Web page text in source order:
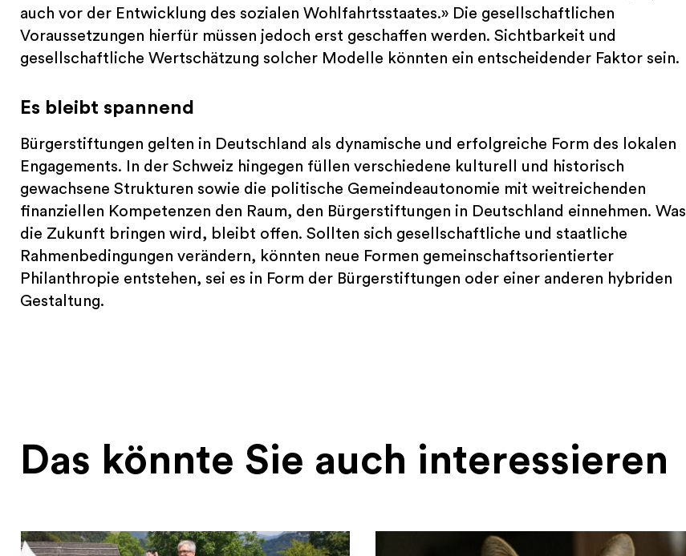
auch vor der Entwicklung des sozialen Wohlfahrtsstaates.» Die gesellschaftlichen
Voraussetzungen hierfür müssen jedoch erst geschaffen werden. Sichtbarkeit und
gesellschaftliche Wertschätzung solcher Modelle könnten ein entscheidender Faktor sein.
Es bleibt spannend
Bürgerstiftungen gelten in Deutschland als dynamische und erfolgreiche Form des lokalen
Engagements. In der Schweiz hingegen füllen verschiedene kulturell und historisch
gewachsene Strukturen sowie die politische Gemeindeautonomie mit weitreichenden
finanziellen Kompetenzen den Raum, den Bürgerstiftungen in Deutschland einnehmen. Was
die Zukunft bringen wird, bleibt offen. Sollten sich gesellschaftliche und staatliche
Rahmenbedingungen verändern, könnten neue Formen gemeinschaftsorientierter
Philanthropie entstehen, sei es in Form der Bürgerstiftungen oder einer anderen hybriden
Gestaltung.
Das könnte Sie auch interessieren